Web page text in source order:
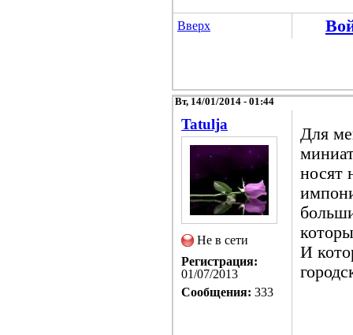
Вверх
Вт, 14/01/2014 - 01:44
Tatulja
Не в сети
Регистрация:
01/07/2013
Сообщения: 333
Для
носят
И